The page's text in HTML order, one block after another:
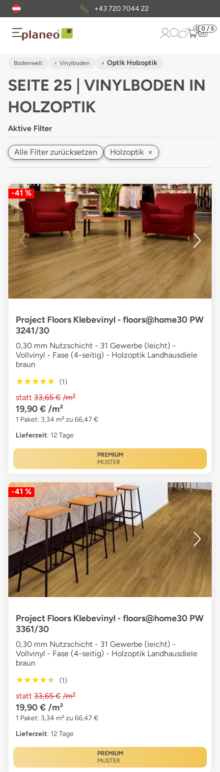
KostenloserMusterversand
0 0 / 5
Bodenwelt Vinylboden Optik Holzoptik
SEITE 25 | VINYLBODEN IN
HOLZOPTIK
Aktive Filter
Alle Filter zurücksetzen Holzoptik ×
-41 %
Project Floors Klebevinyl - floors@home30 PW
3241/30
0,30 mm Nutzschicht - 31 Gewerbe (leicht) -
Vollvinyl - Fase (4-seitig) - Holzoptik Landhausdiele
braun
★★★★★
★★★★★ (1)
statt 33,65 € /m²
19,90 € /m²
1 Paket: 3,34 m² zu 66,47 €
Lieferzeit: 12 Tage
PREMIUM
MUSTER
-41 %
Project Floors Klebevinyl - floors@home30 PW
3361/30
0,30 mm Nutzschicht - 31 Gewerbe (leicht) -
Vollvinyl - Fase (4-seitig) - Holzoptik Landhausdiele
braun
★★★★★
★★★★★ (1)
statt 33,65 € /m²
19,90 € /m²
1 Paket: 3,34 m² zu 66,47 €
Lieferzeit: 12 Tage
PREMIUM
MUSTER